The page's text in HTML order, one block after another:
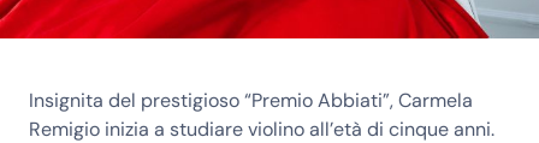
Insignita del prestigioso “Premio Abbiati”, Carmela
Remigio inizia a studiare violino all’età di cinque anni.